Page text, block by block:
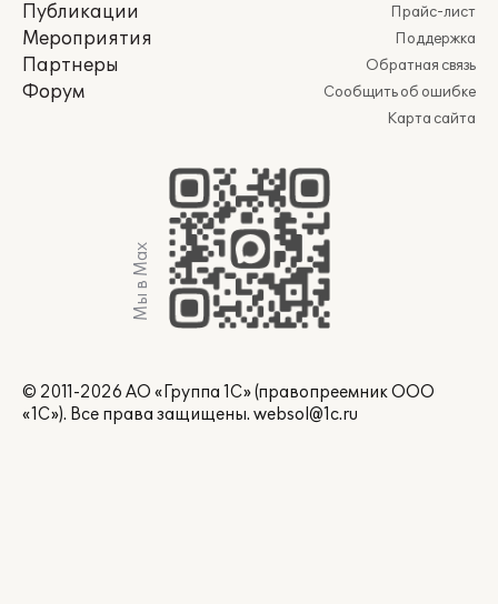
Публикации
Мероприятия
Партнеры
Форум
Прайс-лист
Поддержка
Обратная связь
Сообщить об ошибке
Карта сайта
Мы в Max
© 2011-2026 АО «Группа 1С» (правопреемник ООО
«1С»). Все права защищены. websol@1c.ru